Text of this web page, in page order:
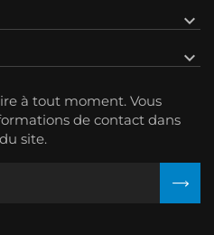


à tout moment. Vous
de contact dans
site.